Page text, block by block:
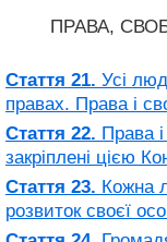
ПРАВА,
Стаття 21. Усі
правах. Права і
Стаття 22. Права
закріплені цією
Стаття 23. Кожна
розвиток своєї